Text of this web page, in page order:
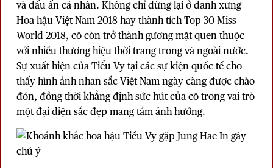
và dấu ấn cá nhân. Không chỉ dừng lại ở danh xưng
Hoa hậu Việt Nam 2018 hay thành tích Top 30 Miss
World 2018, cô còn trở thành gương mặt quen thuộc
với nhiều thương hiệu thời trang trong và ngoài nước.
Sự xuất hiện của Tiểu Vy tại các sự kiện quốc tế cho
thấy hình ảnh nhan sắc Việt Nam ngày càng được chào
đón, đồng thời khẳng định sức hút của cô trong vai trò
một đại diện sắc đẹp mang tầm ảnh hưởng.